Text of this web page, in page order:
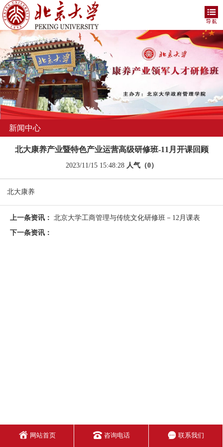
新闻中心
北大康养产业暨特色产业运营高级研修班-11月开课回顾
2023/11/15 15:48:28 人气（0）
北大康养
上一条资讯： 北京大学工商管理与传统文化研修班－12月课表
下一条资讯：
网站首页 咨询电话 联系我们